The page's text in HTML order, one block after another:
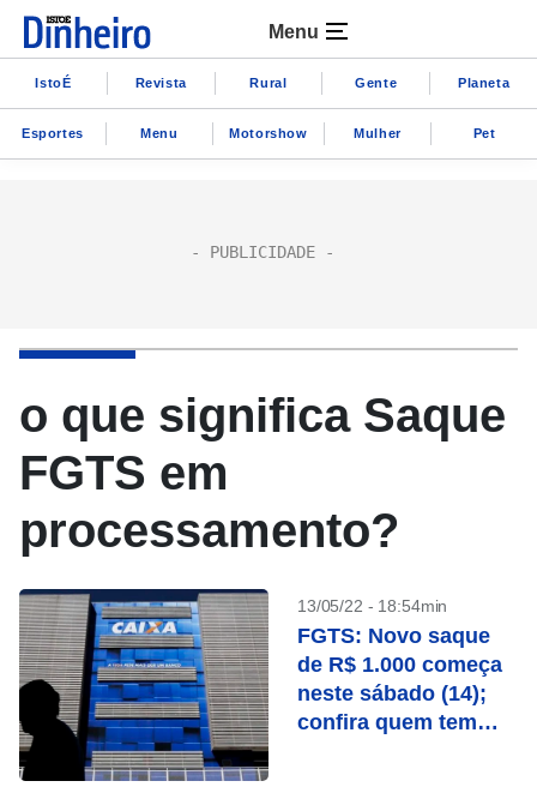
Menu
IstoÉ Revista Rural Gente Planeta
Esportes Menu Motorshow Mulher Pet
o que significa Saque
FGTS em
processamento?
13/05/22 - 18:54min
FGTS: Novo saque
de R$ 1.000 começa
neste sábado (14);
confira quem tem